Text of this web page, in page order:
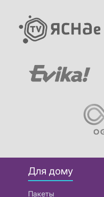
Для дому
Пакеты